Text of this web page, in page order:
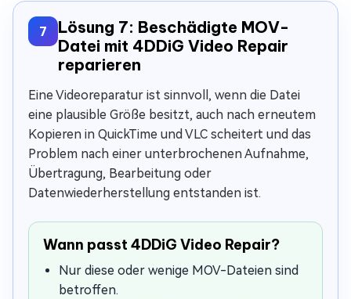
7
Lösung 7: Beschädigte MOV-
Datei mit 4DDiG Video Repair
reparieren
Eine Videoreparatur ist sinnvoll, wenn die Datei
eine plausible Größe besitzt, auch nach erneutem
Kopieren in QuickTime und VLC scheitert und das
Problem nach einer unterbrochenen Aufnahme,
Übertragung, Bearbeitung oder
Datenwiederherstellung entstanden ist.
Wann passt 4DDiG Video Repair?
Nur diese oder wenige MOV-Dateien sind
betroffen.